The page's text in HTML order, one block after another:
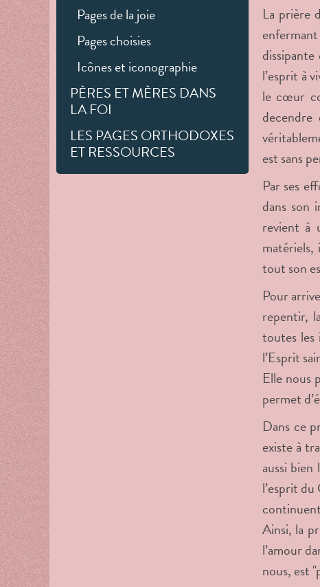
Pages de la joie
Pages choisies
Icônes et iconographie
PÈRES ET MÈRES DANS
LA FOI
LES PAGES ORTHODOXES
ET RESSOURCES
La prière
l’esprit à
le cœur
est sans
Par ses
dans son
revient à
tout son
Pour
repentir,
toutes
l’Esprit
Elle nous
permet
Dans ce
existe à
aussi
l’esprit
Ainsi, la
l’amour
nous, est